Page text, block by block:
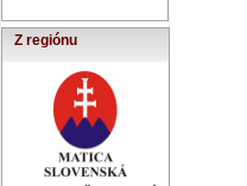
Z regiónu